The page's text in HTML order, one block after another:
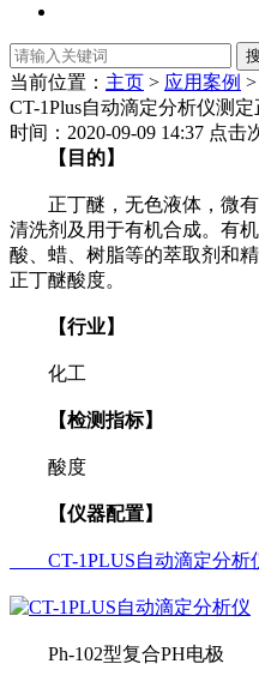
当前位置： 主页 > 应用案例 >
CT-1Plus自动滴定分析仪测
时间：2020-09-09 14:37 点击
【目的】
正丁醚，无色液体，微有
清洗剂及用于有机合成。有
酸、蜡、树脂等的萃取剂和
正丁醚酸度。
【行业】
化工
【检测指标】
酸度
【仪器配置】
CT-1PLUS自动滴定分析
Ph-102型复合PH电极